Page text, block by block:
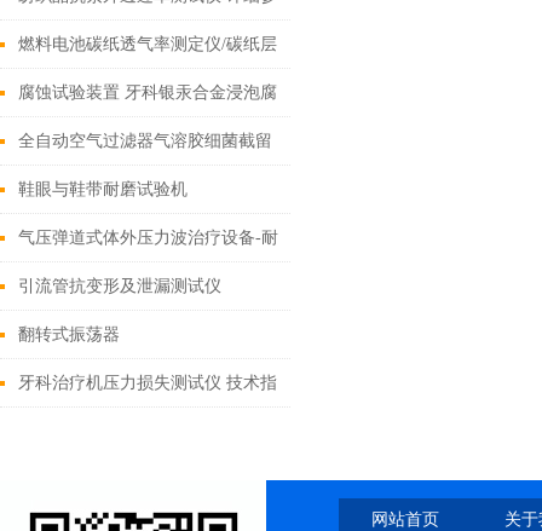
数
燃料电池碳纸透气率测定仪/碳纸层
材料透气性测试仪--垂直方向
腐蚀试验装置 牙科银汞合金浸泡腐
蚀试验机
全自动空气过滤器气溶胶细菌截留
测试仪
鞋眼与鞋带耐磨试验机
气压弹道式体外压力波治疗设备-耐
压性及压力准确性测试仪
引流管抗变形及泄漏测试仪
翻转式振荡器
牙科治疗机压力损失测试仪 技术指
网站首页 关